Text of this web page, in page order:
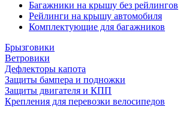
Багажники на крышу без рейлингов
Рейлинги на крышу автомобиля
Комплектующие для багажников
Брызговики
Ветровики
Дефлекторы капота
Защиты бампера и подножки
Защиты двигателя и КПП
Крепления для перевозки велосипедов